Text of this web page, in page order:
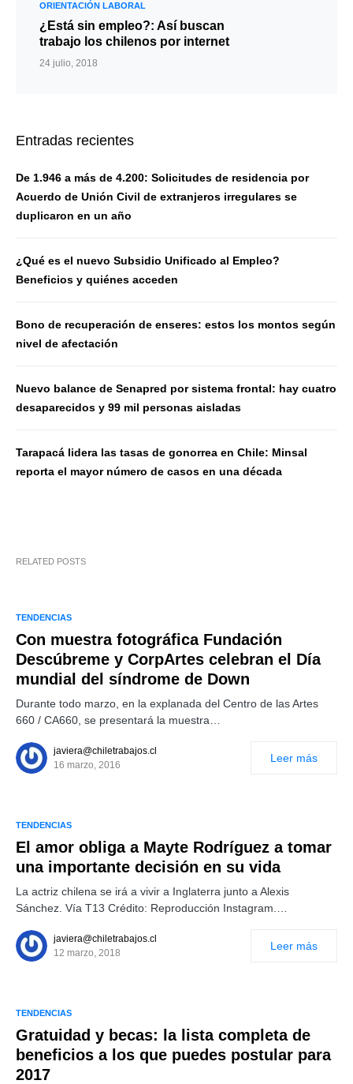
ORIENTACIÓN LABORAL
¿Está sin empleo?: Así buscan
trabajo los chilenos por internet
24 julio, 2018
Entradas recientes
De 1.946 a más de 4.200: Solicitudes de residencia por
Acuerdo de Unión Civil de extranjeros irregulares se
duplicaron en un año
¿Qué es el nuevo Subsidio Unificado al Empleo?
Beneficios y quiénes acceden
Bono de recuperación de enseres: estos los montos según
nivel de afectación
Nuevo balance de Senapred por sistema frontal: hay cuatro
desaparecidos y 99 mil personas aisladas
Tarapacá lidera las tasas de gonorrea en Chile: Minsal
reporta el mayor número de casos en una década
RELATED POSTS
TENDENCIAS
Con muestra fotográfica Fundación
Descúbreme y CorpArtes celebran el Día
mundial del síndrome de Down
Durante todo marzo, en la explanada del Centro de las Artes
660 / CA660, se presentará la muestra…
javiera@chiletrabajos.cl
16 marzo, 2016
Leer más
TENDENCIAS
El amor obliga a Mayte Rodríguez a tomar
una importante decisión en su vida
La actriz chilena se irá a vivir a Inglaterra junto a Alexis
Sánchez. Vía T13 Crédito: Reproducción Instagram.…
javiera@chiletrabajos.cl
12 marzo, 2018
Leer más
TENDENCIAS
Gratuidad y becas: la lista completa de
beneficios a los que puedes postular para
2017